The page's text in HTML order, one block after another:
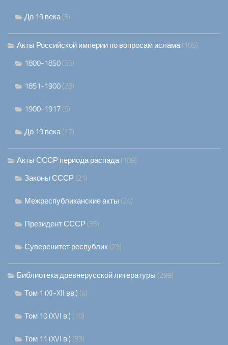
До 19 века(5)
Акты Российской империи по вопросам ислама(105)
1800-1850 (55)
1851-1900 (28)
1900-1917 (5)
До 19 века(17)
Акты СССР периода распада(109)
Законы СССР (21)
Межреспубликанские акты (24)
Президент СССР (35)
Суверенитет республик (29)
Библиотека древнерусской литературы (299)
Том 1 (XI-XII вв.) (6)
Том 10 (XVI в.) (10)
Том 11 (XVI в.) (33)